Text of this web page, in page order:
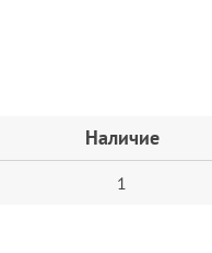
Наличие
1